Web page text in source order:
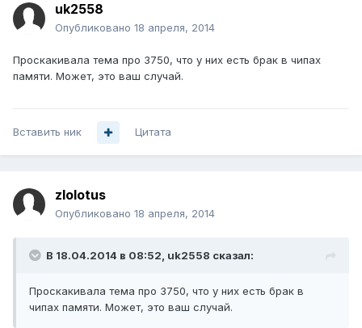
uk2558
Опубликовано 18 апреля, 2014
Проскакивала тема про 3750, что у них есть брак в чипах
памяти. Может, это ваш случай.
Вставить ник Цитата
zlolotus
Опубликовано 18 апреля, 2014
В 18.04.2014 в 08:52, uk2558 сказал:
Проскакивала тема про 3750, что у них есть брак в
чипах памяти. Может, это ваш случай.